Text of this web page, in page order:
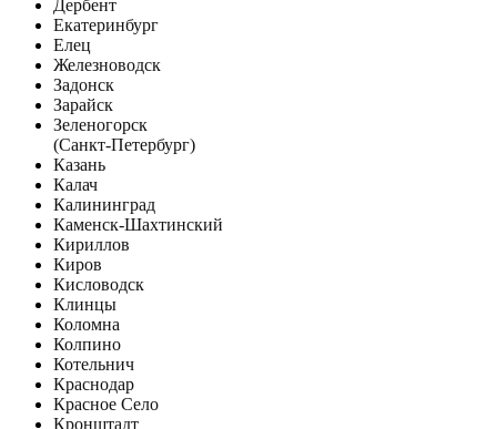
Дербент
Екатеринбург
Елец
Железноводск
Задонск
Зарайск
Зеленогорск
(Санкт-Петербург)
Казань
Калач
Калининград
Каменск-Шахтинский
Кириллов
Киров
Кисловодск
Клинцы
Коломна
Колпино
Котельнич
Краснодар
Красное Село
Кронштадт